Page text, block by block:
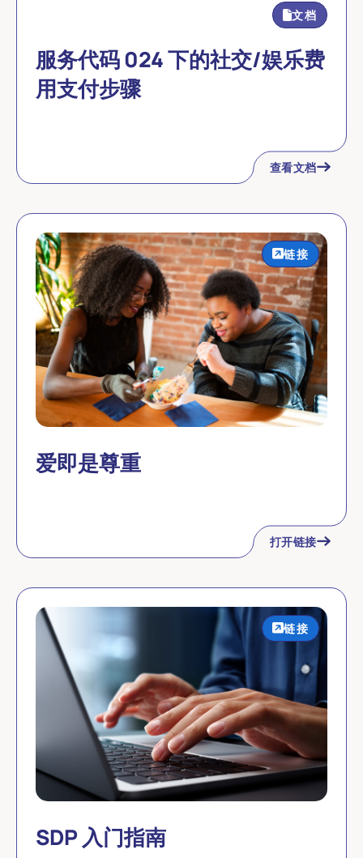
文档
服务代码 024 下的社交/娱乐费
用支付步骤
查看文档
链接
爱即是尊重
打开链接
链接
SDP 入门指南